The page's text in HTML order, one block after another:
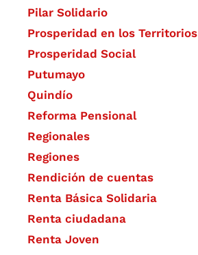
Pilar Solidario
Prosperidad en los Territorios
Prosperidad Social
Putumayo
Quindío
Reforma Pensional
Regionales
Regiones
Rendición de cuentas
Renta Básica Solidaria
Renta ciudadana
Renta Joven